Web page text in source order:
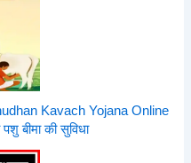
Kavach Yojana Online
बीमा की सुविधा